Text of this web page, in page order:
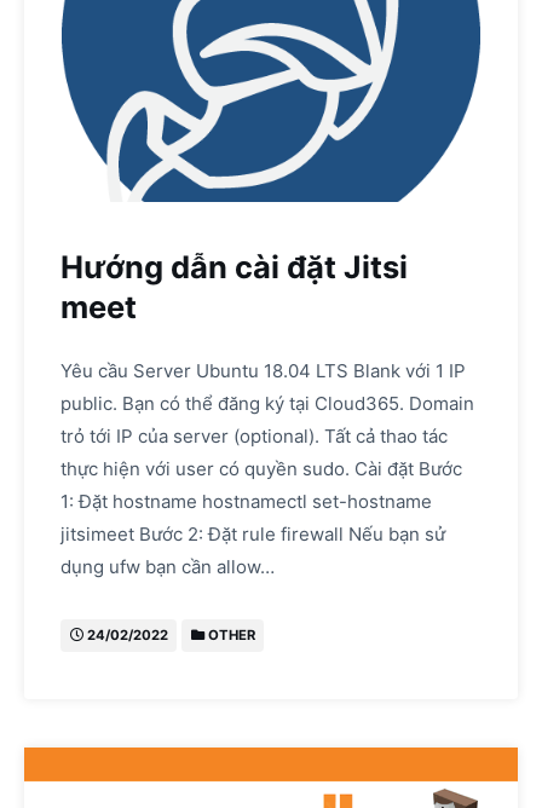
Hướng dẫn cài đặt Jitsi
meet
Yêu cầu Server Ubuntu 18.04 LTS Blank với 1 IP
public. Bạn có thể đăng ký tại Cloud365. Domain
trỏ tới IP của server (optional). Tất cả thao tác
thực hiện với user có quyền sudo. Cài đặt Bước
1: Đặt hostname hostnamectl set-hostname
jitsimeet Bước 2: Đặt rule firewall Nếu bạn sử
dụng ufw bạn cần allow…
24/02/2022 OTHER